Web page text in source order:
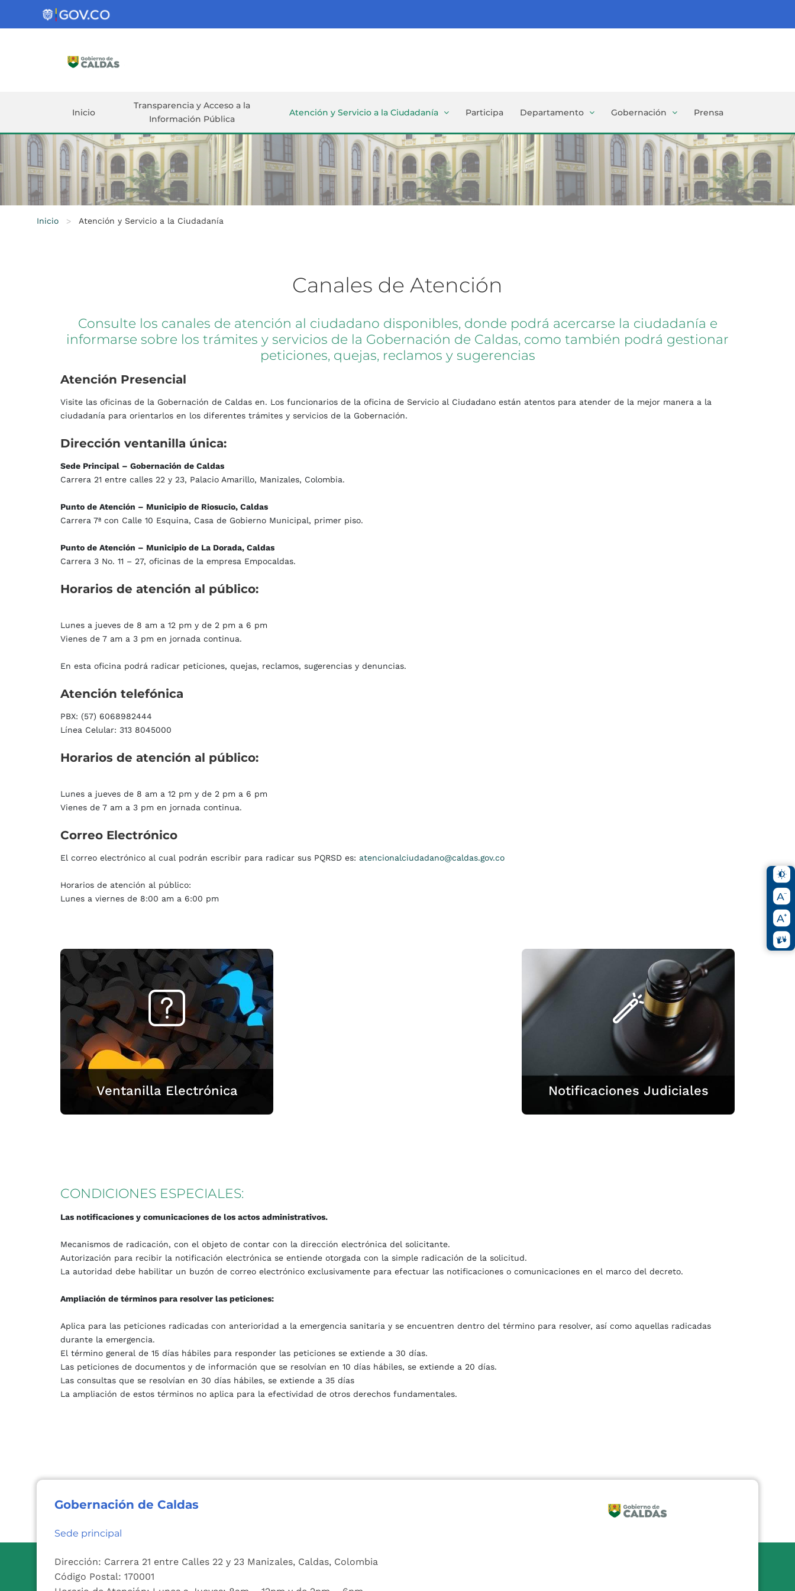
Gobernación
Inicio
Transparencia y Acceso a la
Información Pública
Atención y Servicio a la Ciudadanía Participa Departamento Gobernación Prensa
Inicio > Atención y Servicio a la Ciudadanía
Canales de Atención
Consulte los canales de atención al ciudadano disponibles, donde podrá acercarse la ciudadanía e
informarse sobre los trámites y servicios de la Gobernación de Caldas, como también podrá gestionar
peticiones, quejas, reclamos y sugerencias
Atención Presencial
Visite las oficinas de la Gobernación de Caldas en. Los funcionarios de la oficina de Servicio al Ciudadano están atentos para atender de la mejor manera a la
ciudadanía para orientarlos en los diferentes trámites y servicios de la Gobernación.
Dirección ventanilla única:
Sede Principal – Gobernación de Caldas
Carrera 21 entre calles 22 y 23, Palacio Amarillo, Manizales, Colombia.
Punto de Atención – Municipio de Riosucio, Caldas
Carrera 7ª con Calle 10 Esquina, Casa de Gobierno Municipal, primer piso.
Punto de Atención – Municipio de La Dorada, Caldas
Carrera 3 No. 11 – 27, oficinas de la empresa Empocaldas.
Horarios de atención al público:
Lunes a jueves de 8 am a 12 pm y de 2 pm a 6 pm
Vienes de 7 am a 3 pm en jornada continua.
En esta oficina podrá radicar peticiones, quejas, reclamos, sugerencias y denuncias.
Atención telefónica
PBX: (57) 6068982444
Línea Celular: 313 8045000
Horarios de atención al público:
Lunes a jueves de 8 am a 12 pm y de 2 pm a 6 pm
Vienes de 7 am a 3 pm en jornada continua.
Correo Electrónico
El correo electrónico al cual podrán escribir para radicar sus PQRSD es: atencionalciudadano@caldas.gov.co
Horarios de atención al público:
Lunes a viernes de 8:00 am a 6:00 pm
Ventanilla Electrónica
Ventanilla Electrónica
Notificaciones Judiciales
CONDICIONES ESPECIALES:
Las notificaciones y comunicaciones de los actos administrativos.
Mecanismos de radicación, con el objeto de contar con la dirección electrónica del solicitante.
Autorización para recibir la notificación electrónica se entiende otorgada con la simple radicación de la solicitud.
La autoridad debe habilitar un buzón de correo electrónico exclusivamente para efectuar las notificaciones o comunicaciones en el marco del decreto.
Ampliación de términos para resolver las peticiones:
Aplica para las peticiones radicadas con anterioridad a la emergencia sanitaria y se encuentren dentro del término para resolver, así como aquellas radicadas
durante la emergencia.
El término general de 15 días hábiles para responder las peticiones se extiende a 30 días.
Las peticiones de documentos y de información que se resolvían en 10 días hábiles, se extiende a 20 días.
Las consultas que se resolvían en 30 días hábiles, se extiende a 35 días
La ampliación de estos términos no aplica para la efectividad de otros derechos fundamentales.
Gobernación de Caldas
Sede principal
Dirección: Carrera 21 entre Calles 22 y 23 Manizales, Caldas, Colombia
Código Postal: 170001